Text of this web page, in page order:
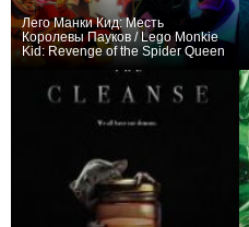
Лего Манки Кид: Месть
Королевы Пауков / Lego Monkie
Kid: Revenge of the Spider Queen